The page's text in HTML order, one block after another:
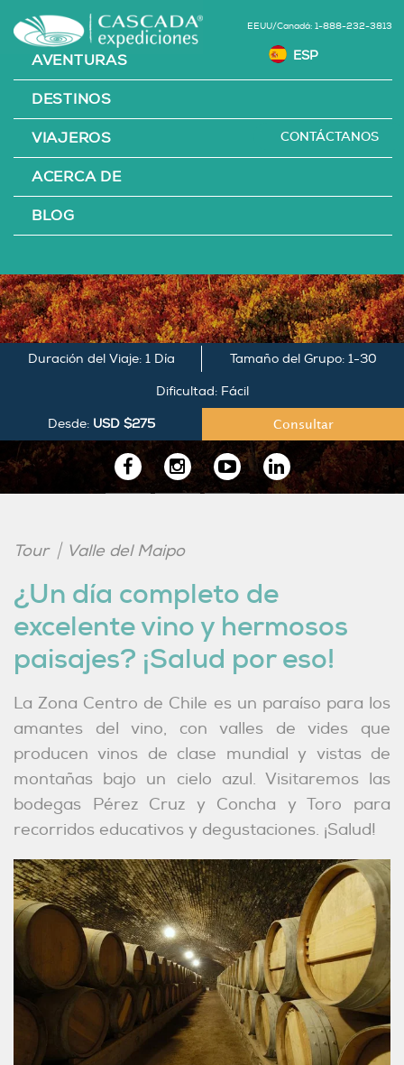
EEUU/Canadá: 1-888-232-3813
AVENTURAS
DESTINOS
VIAJEROS
ACERCA DE
BLOG
CONTÁCTANOS
DÍA DE CATA DE
VINOS PREMIUM
Valle del Maipo, Chile
Duración del Viaje: 1 Día Tamaño del Grupo: 1-30
Dificultad: Fácil
Desde: USD $275 Consultar
Síguenos
Tour Valle del Maipo
¿Un día completo de
excelente vino y hermosos
paisajes? ¡Salud por eso!
La Zona Centro de Chile es un paraíso para los
amantes del vino, con valles de vides que
producen vinos de clase mundial y vistas de
montañas bajo un cielo azul. Visitaremos las
bodegas Pérez Cruz y Concha y Toro para
recorridos educativos y degustaciones. ¡Salud!